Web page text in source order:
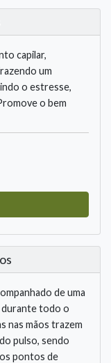
capilar,
um
o estresse,
o bem
de uma
durante todo o
nas mãos trazem
pulso, sendo
pontos de